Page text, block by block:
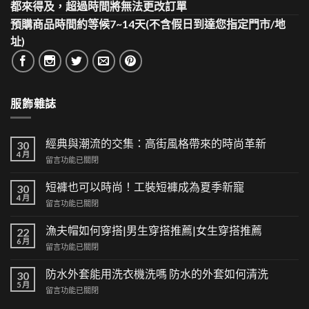
都來得及，超過時間將無法更改訂單
預購商品時間約等候7~14天(不含假日到達您指定門市/地
址)
服飾雜誌
30
4 月
經典與潮流的交集：高街風格帶來的時尚革新
在
典
與
潮
的
交
集：
街
風
留言功能已關閉
30
4 月
短褲也可以時尚！工裝短褲成為夏季新寵
在
褲
也
可
時
尚！
工
留言功能已關閉
22
6 月
漁夫帽如何穿搭|男生穿搭推薦|女生穿搭推薦
在
夫
帽
如
留言功能已關閉
30
5 月
防水外套能用洗衣機洗嗎 防水的外套如何清洗
在
留言功能已關閉